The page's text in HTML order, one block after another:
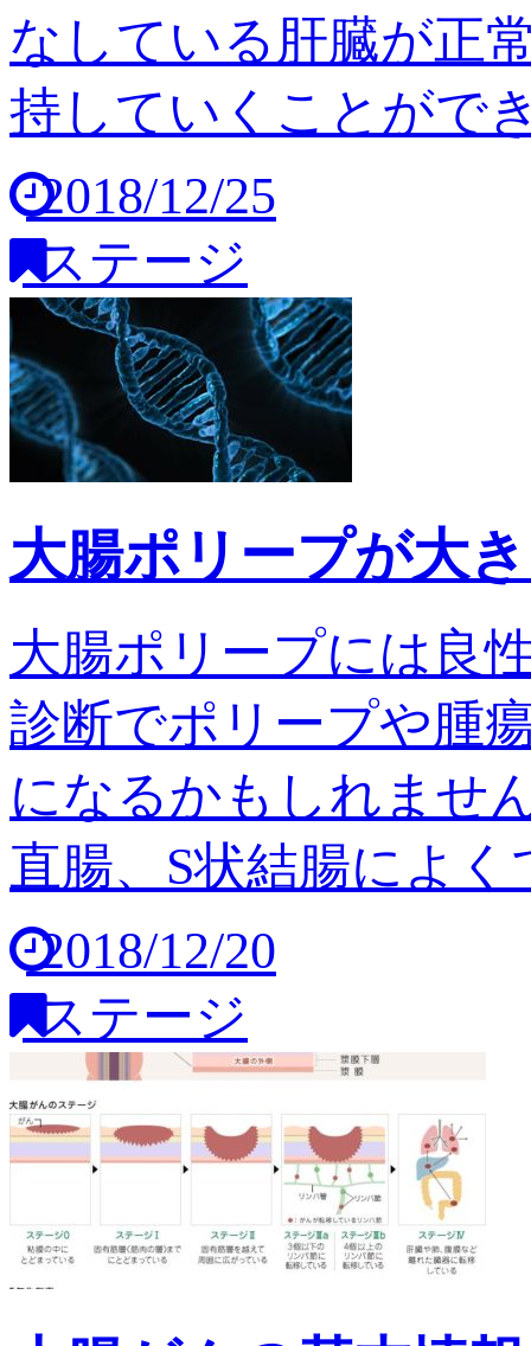
なしている肝臓が正
持していくことがで
2018/12/25
ステージ
大腸ポリープが大
大腸ポリープには良
診断でポリープや腫
になるかもしれませ
直腸、S状結腸によ
2018/12/20
ステージ